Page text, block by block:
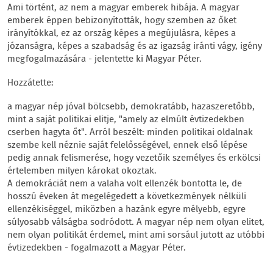
Ami történt, az nem a magyar emberek hibája. A magyar
emberek éppen bebizonyították, hogy szemben az őket
irányítókkal, ez az ország képes a megújulásra, képes a
józanságra, képes a szabadság és az igazság iránti vágy, igény
megfogalmazására - jelentette ki Magyar Péter.
Hozzátette:
a magyar nép jóval bölcsebb, demokratább, hazaszeretőbb,
mint a saját politikai elitje, "amely az elmúlt évtizedekben
cserben hagyta őt". Arról beszélt: minden politikai oldalnak
szembe kell néznie saját felelősségével, ennek első lépése
pedig annak felismerése, hogy vezetőik személyes és erkölcsi
értelemben milyen károkat okoztak.
A demokráciát nem a valaha volt ellenzék bontotta le, de
hosszú éveken át megelégedett a következmények nélküli
ellenzékiséggel, miközben a hazánk egyre mélyebb, egyre
súlyosabb válságba sodródott. A magyar nép nem olyan elitet,
nem olyan politikát érdemel, mint ami sorsául jutott az utóbbi
évtizedekben - fogalmazott a Magyar Péter.